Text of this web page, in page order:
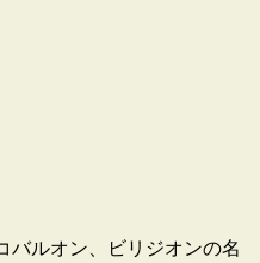
バルオン、ビリジオンの名